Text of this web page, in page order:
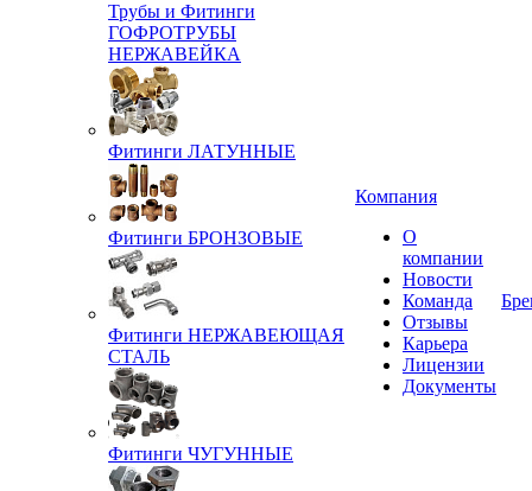
Трубы и Фитинги
ГОФРОТРУБЫ
НЕРЖАВЕЙКА
Фитинги ЛАТУННЫЕ
Фитинги БРОНЗОВЫЕ
Фитинги НЕРЖАВЕЮЩАЯ
СТАЛЬ
Фитинги ЧУГУННЫЕ
Компания
О
компании
Новости
Команда
Отзывы
Карьера
Лицензии
Документы